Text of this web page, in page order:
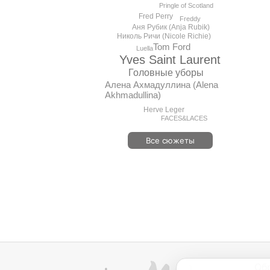
Yves Saint Laurent
Головные уборы
Tom Ford
Алена Ахмадуллина (Alena
Akhmadullina)
Николь Ричи (Nicole Richie)
Аня Рубик (Anja Rubik)
Herve Leger
Fred Perry Freddy
FACES&LACES
Luella
Pringle of Scotland
Все сюжеты